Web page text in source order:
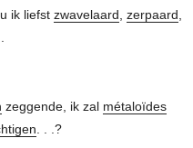
ik liefst zwavelaard zerpaard
zeggende, ik zal métaloïdes
. . .?